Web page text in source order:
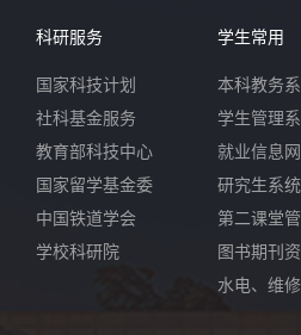
科研服务
国家科技计划
社科基金服务
教育部科技中心
国家留学基金委
中国铁道学会
学校科研院
学生常用
本科教务
学生管理
就业信息网
研究生系统
第二课堂
图书期刊
水电、维